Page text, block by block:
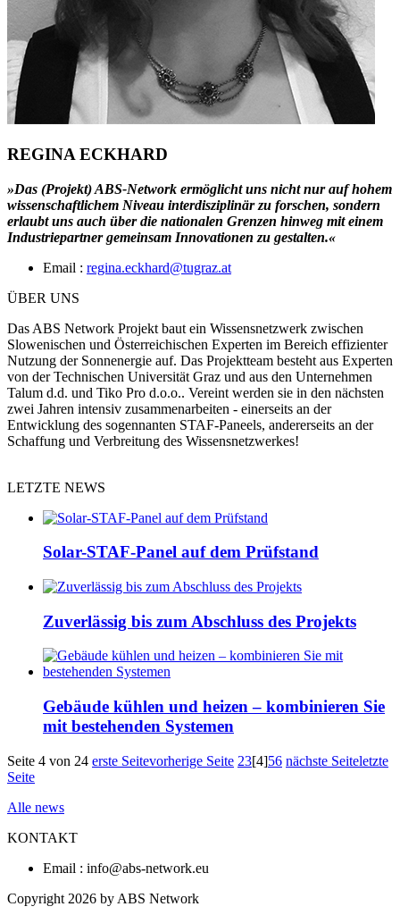
REGINA ECKHARD
»Das (Projekt) ABS-Network ermöglicht uns nicht nur auf hohem
wissenschaftlichem Niveau interdisziplinär zu forschen, sondern
erlaubt uns auch über die nationalen Grenzen hinweg mit einem
Industriepartner gemeinsam Innovationen zu gestalten.«
Email : regina.eckhard@tugraz.at
ÜBER UNS
Das ABS Network Projekt baut ein Wissensnetzwerk zwischen
Slowenischen und Österreichischen Experten im Bereich effizienter
Nutzung der Sonnenergie auf. Das Projektteam besteht aus Experten
von der Technischen Universität Graz und aus den Unternehmen
Talum d.d. und Tiko Pro d.o.o.. Vereint werden sie in den nächsten
zwei Jahren intensiv zusammenarbeiten - einerseits an der
Entwicklung des sogennanten STAF-Paneels, andererseits an der
Schaffung und Verbreitung des Wissensnetzwerkes!
LETZTE NEWS
Solar-STAF-Panel auf dem Prüfstand
Zuverlässig bis zum Abschluss des Projekts
Gebäude kühlen und heizen – kombinieren Sie
mit bestehenden Systemen
Seite 4 von 24 erste Seitevorherige Seite 23[4]56 nächste Seiteletzte
Seite
Alle news
KONTAKT
Email : info@abs-network.eu
Copyright 2026 by ABS Network